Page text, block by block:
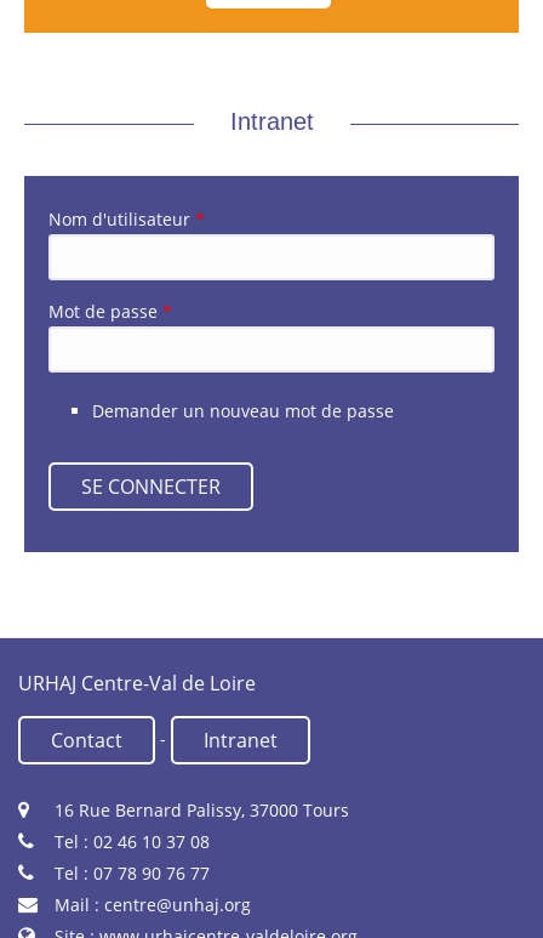
Intranet
Nom d'utilisateur *
Mot de passe *
Demander un nouveau mot de passe
URHAJ Centre-Val de Loire
Contact - Intranet
16 Rue Bernard Palissy, 37000 Tours
Tel : 02 46 10 37 08
Tel : 07 78 90 76 77
Mail : centre@unhaj.org